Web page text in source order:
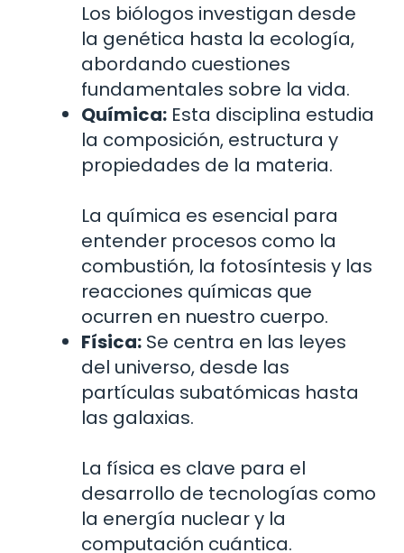
Los biólogos investigan desde
la genética hasta la ecología,
abordando cuestiones
fundamentales sobre la vida.
Química: Esta disciplina estudia
la composición, estructura y
propiedades de la materia.
La química es esencial para
entender procesos como la
combustión, la fotosíntesis y las
reacciones químicas que
ocurren en nuestro cuerpo.
Física: Se centra en las leyes
del universo, desde las
partículas subatómicas hasta
las galaxias.
La física es clave para el
desarrollo de tecnologías como
la energía nuclear y la
computación cuántica.